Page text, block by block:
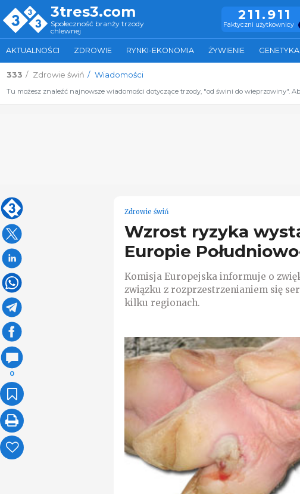
3tres3.com
Społeczność branży trzody
chlewnej
211.911
Faktyczni użytkownicy
AKTUALNOŚCI ZDROWIE RYNKI-EKONOMIA ŻYWIENIE
333 Zdrowie świń Wiadomości
Tu możesz znaleźć najnowsze wiadomości dotyczące trzody, "od świni do wieprzowiny".
0
Zdrowie świń
Wzrost ryzyka
Europie
Komisja Europejska informuje o
związku z rozprzestrzenianiem się
kilku regionach.